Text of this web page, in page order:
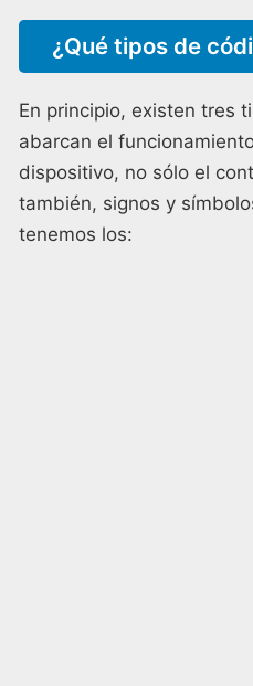
¿Qué tipos de
En principio, existen tres
abarcan el
dispositivo, no sólo el
también, signos y
tenemos los: